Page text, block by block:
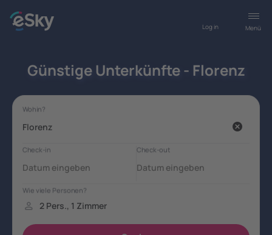
Menü
Log in
Günstige Unterkünfte - Florenz